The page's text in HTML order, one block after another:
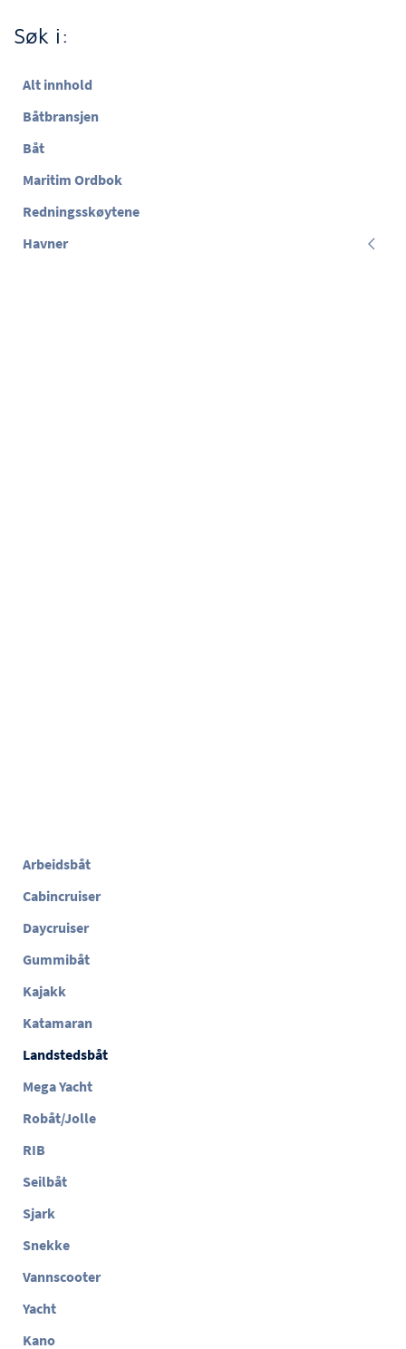
Søk i:
Alt innhold
Båtbransjen
Båt
Maritim Ordbok
Redningsskøytene
Havner
Arbeidsbåt
Cabincruiser
Daycruiser
Gummibåt
Kajakk
Katamaran
Landstedsbåt
Mega Yacht
Robåt/Jolle
RIB
Seilbåt
Sjark
Snekke
Vannscooter
Yacht
Kano